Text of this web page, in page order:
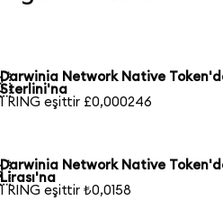
Darwinia Network Native
Sterlini'na
1 RING eşittir £0,000246
Darwinia Network Native
Lirası'na
1 RING eşittir ₺0,0158